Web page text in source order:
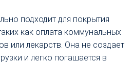
подходит для покрытия
как оплата коммунальных
или лекарств. Она не создает
и легко погашается в